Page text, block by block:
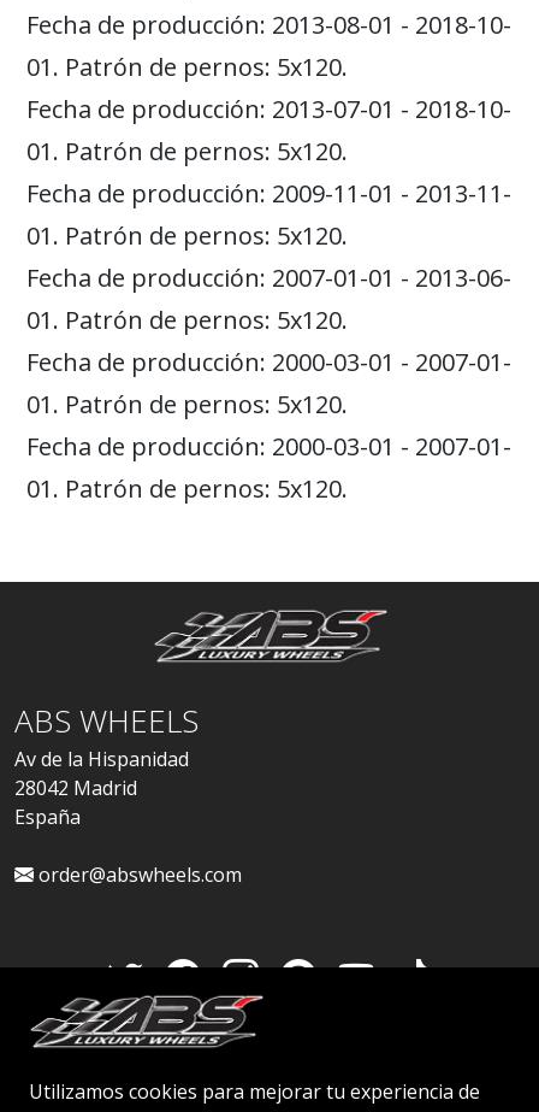
Utilizamos cookies para mejorar tu experiencia de
Fecha de producción: 2013-08-01 - 2018-10-
01. Patrón de pernos: 5x120.
Fecha de producción: 2013-07-01 - 2018-10-
01. Patrón de pernos: 5x120.
Fecha de producción: 2009-11-01 - 2013-11-
01. Patrón de pernos: 5x120.
Fecha de producción: 2007-01-01 - 2013-06-
01. Patrón de pernos: 5x120.
Fecha de producción: 2000-03-01 - 2007-01-
01. Patrón de pernos: 5x120.
Fecha de producción: 2000-03-01 - 2007-01-
01. Patrón de pernos: 5x120.
ABS WHEELS
Av de la Hispanidad
28042 Madrid
España
order@abswheels.com
Cuenta de distribuidor